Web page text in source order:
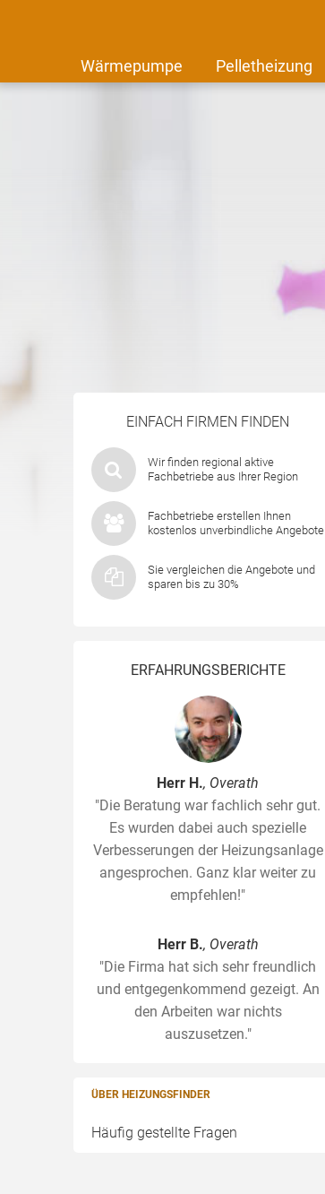
Wärmepumpe Pelletheizung
EINFACH FIRMEN FINDEN
Wir finden regional aktive
Fachbetriebe aus Ihrer Region
Fachbetriebe erstellen Ihnen
kostenlos unverbindliche Angebote
Sie vergleichen die Angebote und
sparen bis zu 30%
ERFAHRUNGSBERICHTE
Herr H., Overath
"Die Beratung war fachlich sehr gut.
Es wurden dabei auch spezielle
Verbesserungen der Heizungsanlage
angesprochen. Ganz klar weiter zu
empfehlen!"
Herr B., Overath
"Die Firma hat sich sehr freundlich
und entgegenkommend gezeigt. An
den Arbeiten war nichts
auszusetzen."
ÜBER HEIZUNGSFINDER
Häufig gestellte Fragen